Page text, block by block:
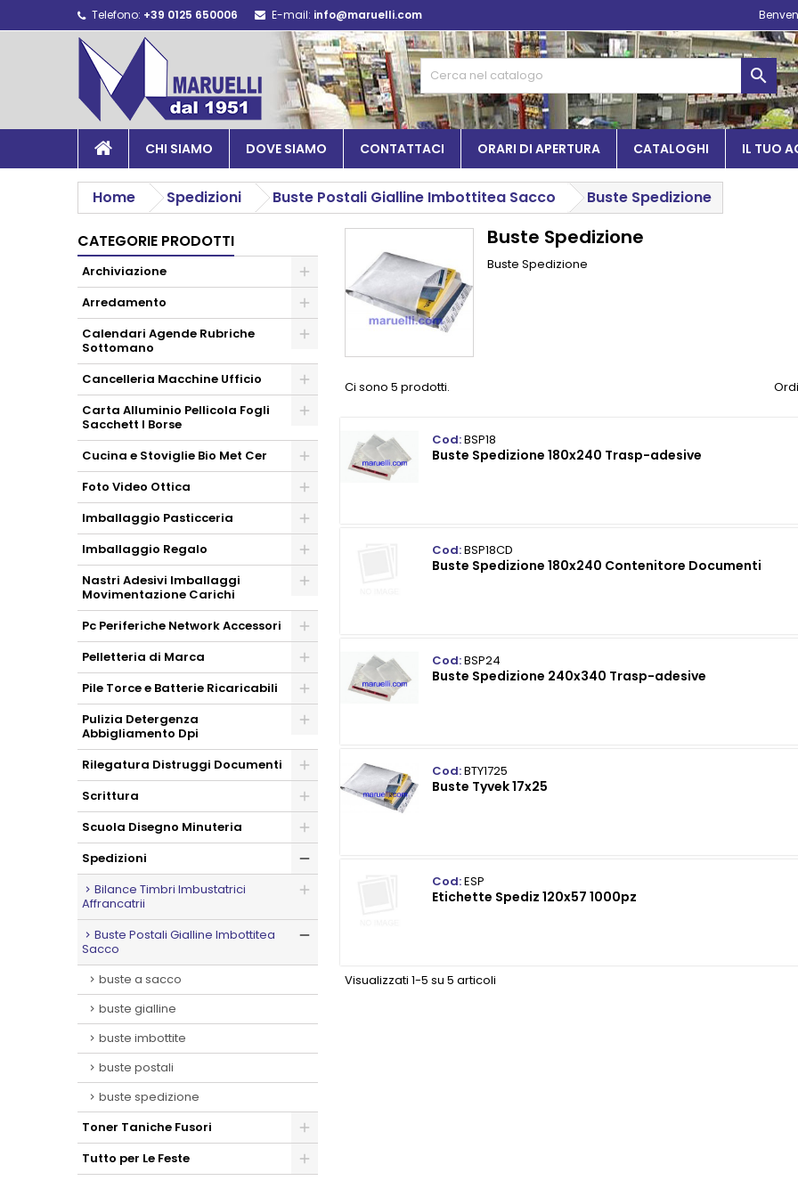
Telefono: +39 0125 650006 E-mail: info@maruelli.com

CHI SIAMO DOVE SIAMO CONTATTACI ORARI DI APERTURA CATALOGHI IL TUO
Home Spedizioni Buste Postali Gialline Imbottitea Sacco Buste Spedizione
CATEGORIE PRODOTTI
Archiviazione
Arredamento
Calendari Agende Rubriche
Sottomano
Cancelleria Macchine Ufficio
Carta Alluminio Pellicola Fogli
Sacchett I Borse
Cucina e Stoviglie Bio Met Cer
Foto Video Ottica
Imballaggio Pasticceria
Imballaggio Regalo
Nastri Adesivi Imballaggi
Movimentazione Carichi
Pc Periferiche Network Accessori
Pelletteria di Marca
Pile Torce e Batterie Ricaricabili
Pulizia Detergenza
Abbigliamento Dpi
Rilegatura Distruggi Documenti
Scrittura
Scuola Disegno Minuteria
Spedizioni
Bilance Timbri Imbustatrici
Affrancatrii
Buste Postali Gialline Imbottitea
Sacco
buste a sacco
buste gialline
buste imbottite
buste postali
buste spedizione
Toner Taniche Fusori
Tutto per Le Feste
Buste Spedizione
Buste Spedizione
Ci sono 5 prodotti.
Cod:BSP18
Buste Spedizione 180x240 Trasp-adesive
Cod:BSP18CD
Buste Spedizione 180x240 Contenitore Documenti
Cod:BSP24
Buste Spedizione 240x340 Trasp-adesive
Cod:BTY1725
Buste Tyvek 17x25
Cod:ESP
Etichette Spediz 120x57 1000pz
Visualizzati 1-5 su 5 articoli